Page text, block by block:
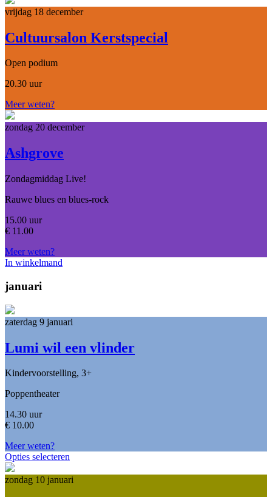
vrijdag 18 december
Cultuursalon Kerstspecial
Open podium
20.30 uur
Meer weten?
zondag 20 december
Ashgrove
Zondagmiddag Live!
Rauwe blues en blues-rock
15.00 uur
€ 11.00
Meer weten?
In winkelmand
januari
zaterdag 9 januari
Lumi wil een vlinder
Kindervoorstelling, 3+
Poppentheater
14.30 uur
€ 10.00
Meer weten?
Opties selecteren
zondag 10 januari